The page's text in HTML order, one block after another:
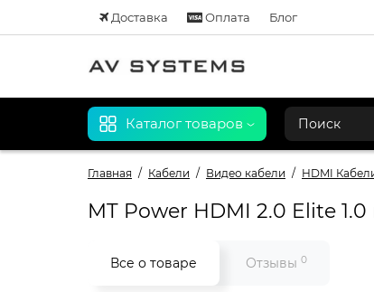
Доставка Оплата Блог
Каталог товаров
Главная Кабели Видео кабели HDMI
MT Power HDMI 2.0 Elite 1.0
Все о товаре Отзывы 0